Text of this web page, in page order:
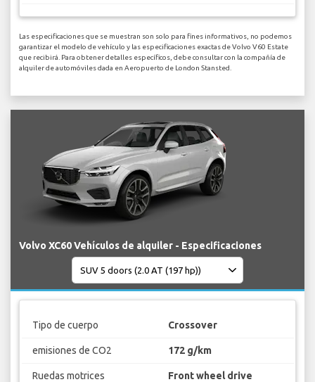
Las especificaciones que se muestran son solo para fines informativos, no podemos
garantizar el modelo de vehículo y las especificaciones exactas de Volvo V60 Estate
que recibirá. Para obtener detalles específicos, debe consultar con la compañía de
alquiler de automóviles dada en Aeropuerto de London Stansted.
Volvo XC60 Vehículos de alquiler - Especificaciones
Tipo de cuerpo Crossover
emisiones de CO2 172 g/km
Ruedas motrices Front wheel drive